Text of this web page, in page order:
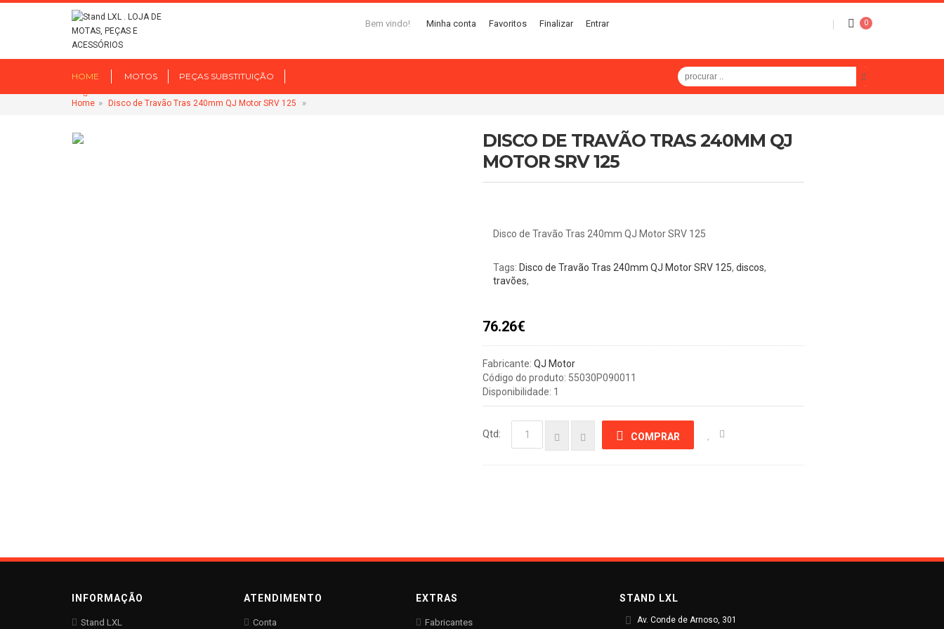
Bem vindo! Minha conta Favoritos Finalizar Entrar 0
HOME MOTOS PEÇAS SUBSTITUIÇÃO
Home » Disco de Travão Tras 240mm QJ Motor SRV 125 »
DISCO DE TRAVÃO TRAS 240MM QJ
MOTOR SRV 125
Disco de Travão Tras 240mm QJ Motor SRV 125
Tags: Disco de Travão Tras 240mm QJ Motor SRV 125, discos,
travões,
76.26€
Fabricante: QJ Motor
Código do produto: 55030P090011
Disponibilidade: 1
Qtd: COMPRAR
INFORMAÇÃO
Stand LXL
ATENDIMENTO
Conta
EXTRAS
Fabricantes
STAND LXL
Av. Conde de Arnoso, 301